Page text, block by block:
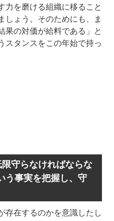
力を磨ける組織に移ること
しょう。そのためにも、ま
果の対価が給料である」と
スタンスをこの年始で持っ
限守らなければならな
う事実を把握し、守
存在するのかを意識したし